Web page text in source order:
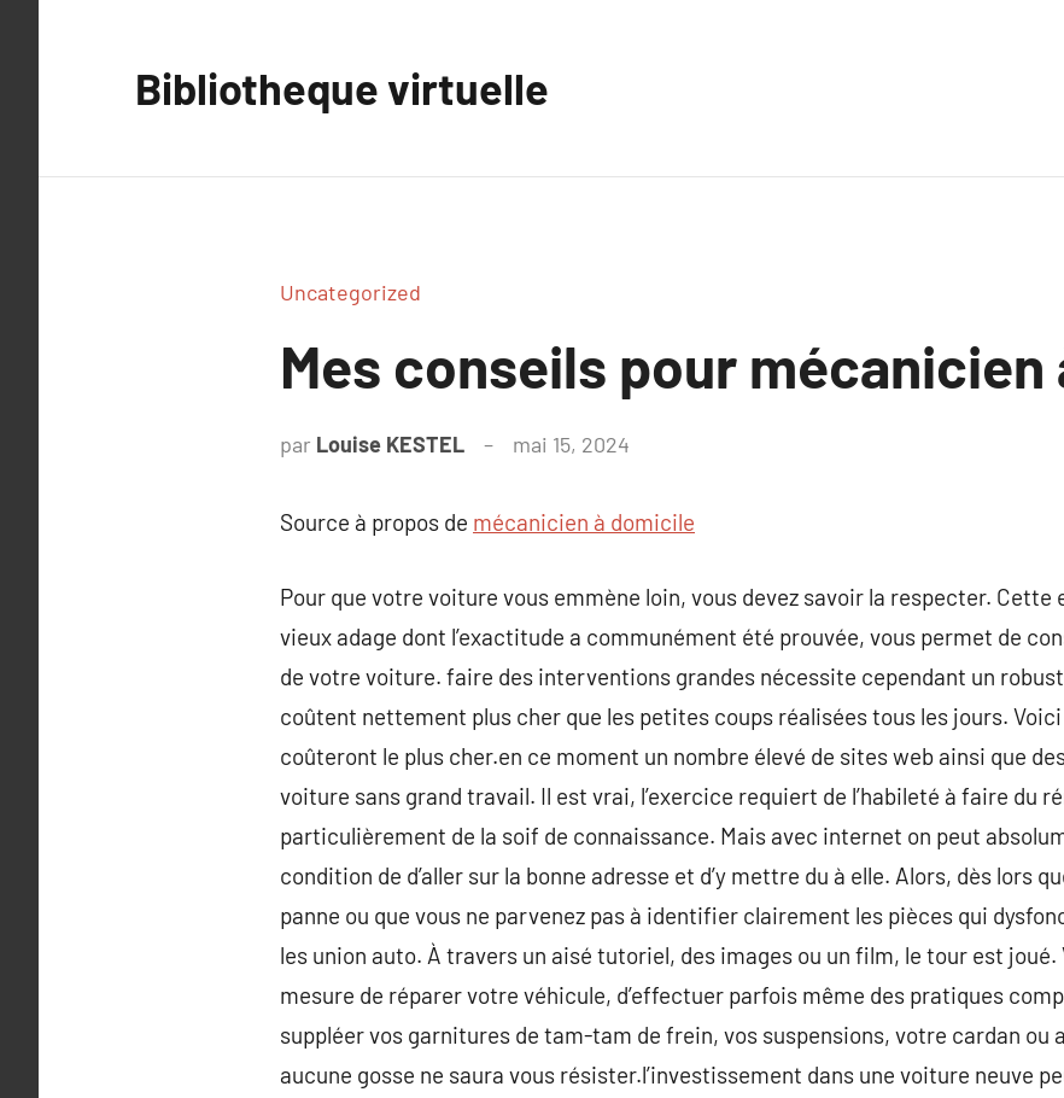
Bibliotheque virtuelle
Uncategorized
Mes conseils pour
par Louise KESTEL mai 15, 2024
Source à propos de mécanicien à domicile
Pour que votre voiture vous emmène loin, vous devez savoir la respecter. Cette
vieux adage dont l’exactitude a communément été prouvée, vous permet de
de votre voiture. faire des interventions grandes nécessite cependant un
coûtent nettement plus cher que les petites coups réalisées tous les jours.
coûteront le plus cher.en ce moment un nombre élevé de sites web ainsi que
voiture sans grand travail. Il est vrai, l’exercice requiert de l’habileté à faire du
particulièrement de la soif de connaissance. Mais avec internet on peut
condition de d’aller sur la bonne adresse et d’y mettre du à elle. Alors, dès lors
panne ou que vous ne parvenez pas à identifier clairement les pièces qui
les union auto. À travers un aisé tutoriel, des images ou un film, le tour est joué.
mesure de réparer votre véhicule, d’effectuer parfois même des pratiques
suppléer vos garnitures de tam-tam de frein, vos suspensions, votre cardan ou
aucune gosse ne saura vous résister.l’investissement dans une voiture neuve